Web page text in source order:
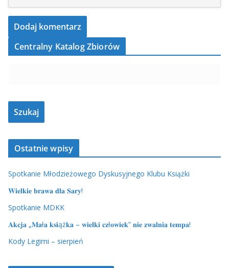
Centralny Katalog Zbiorów
Ostatnie wpisy
Spotkanie Młodzieżowego Dyskusyjnego Klubu Książki
𝐖𝐢𝐞𝐥𝐤𝐢𝐞 𝐛𝐫𝐚𝐰𝐚 𝐝𝐥𝐚 𝐒𝐚𝐫𝐲!
Spotkanie MDKK
𝐀𝐤𝐜𝐣𝐚 „𝐌𝐚ł𝐚 𝐤𝐬𝐢ąż𝐤𝐚 – 𝐰𝐢𝐞𝐥𝐤𝐢 𝐜𝐳ł𝐨𝐰𝐢𝐞𝐤” 𝐧𝐢𝐞 𝐳𝐰𝐚𝐥𝐧𝐢𝐚 𝐭𝐞𝐦𝐩𝐚!
Kody Legimi – sierpień